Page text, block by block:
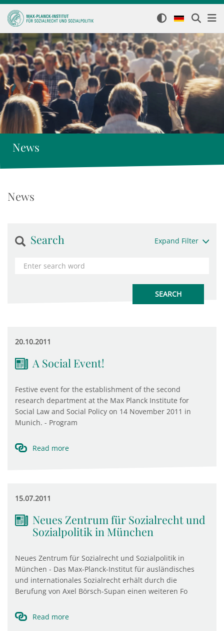
News
News
Search Expand Filter
20.10.2011
A Social Event!
Festive event for the establishment of the second
research department at the Max Planck Institute for
Social Law and Social Policy on 14 November 2011 in
Munich. - Program
Read more
15.07.2011
Neues Zentrum für Sozialrecht und
Sozialpolitik in München
Neues Zentrum für Sozialrecht und Sozialpolitik in
München - Das Max-Planck-Institut für ausländisches
und internationales Sozialrecht erhält durch die
Berufung von Axel Börsch-Supan einen weiteren Fo
Read more